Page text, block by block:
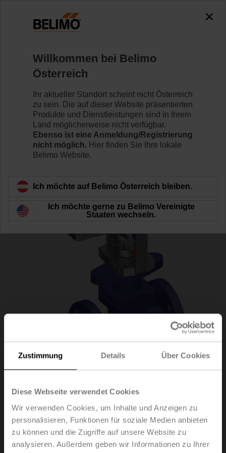
Zustimmung Details Über Cookies
Diese Webseite verwendet Cookies
Wir verwenden Cookies, um Inhalte und Anzeigen zu
personalisieren, Funktionen für soziale Medien anbieten
zu können und die Zugriffe auf unsere Website zu
analysieren. Außerdem geben wir Informationen zu Ihrer
H6020X4-S2/SV24A-SR-TPC
Mehr erfahren
Zurück zur Produktkategorie
H6020X4-S2/SV24A-
SR-TPC
Willkommen bei Belimo
Österreich
Ihr aktueller Standort scheint nicht Österreich
zu sein. Die auf dieser Website präsentierten
Produkte und Dienstleistungen sind in Ihrem
Land möglicherweise nicht verfügbar.
Ebenso ist eine Anmeldung/Registrierung
nicht möglich. Hier finden Sie Ihre lokale
Belimo Website.
Ich möchte auf Belimo Österreich bleiben.
Ich möchte gerne zu Belimo Vereinigte
Staaten wechseln.